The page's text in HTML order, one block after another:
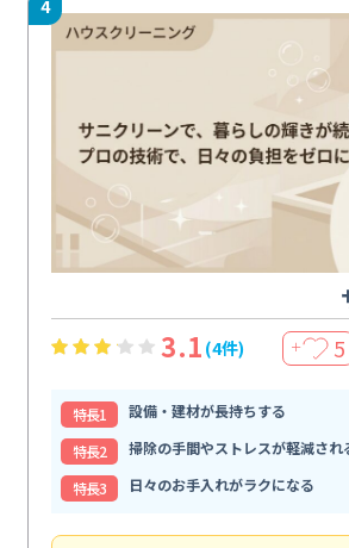
4
3.1 (4件) ＋ 5
特⻑1
設備・建材が長持ちする
特⻑2
掃除の手間やストレスが軽減され
特⻑3
日々のお手入れがラクになる